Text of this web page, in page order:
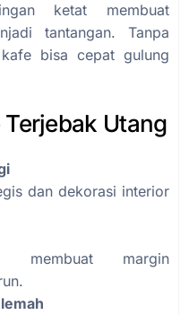
ketat membuat
tantangan. Tanpa
bisa cepat gulung
Utang
dan dekorasi interior
membuat margin